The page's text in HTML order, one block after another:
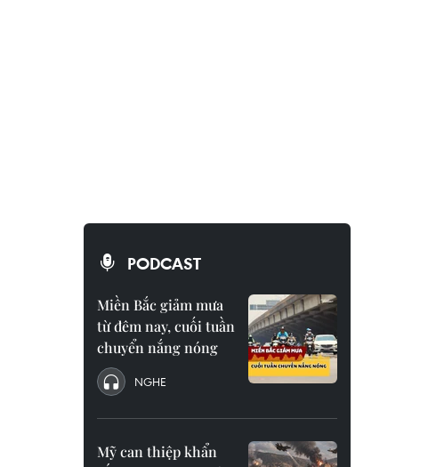
PODCAST
Miền Bắc giảm mưa
từ đêm nay, cuối tuần
chuyển nắng nóng
NGHE
Mỹ can thiệp khẩn